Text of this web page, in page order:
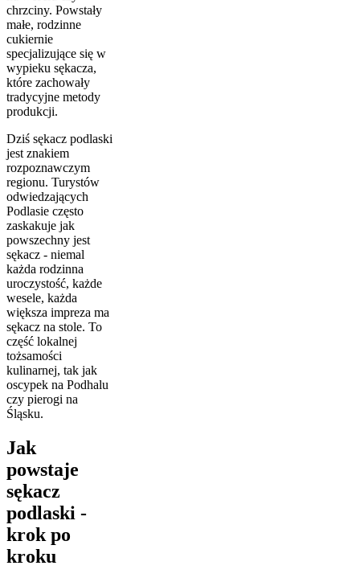
chrzciny. Powstały
małe, rodzinne
cukiernie
specjalizujące się w
wypieku sękacza,
które zachowały
tradycyjne metody
produkcji.
Dziś sękacz podlaski
jest znakiem
rozpoznawczym
regionu. Turystów
odwiedzających
Podlasie często
zaskakuje jak
powszechny jest
sękacz - niemal
każda rodzinna
uroczystość, każde
wesele, każda
większa impreza ma
sękacz na stole. To
część lokalnej
tożsamości
kulinarnej, tak jak
oscypek na Podhalu
czy pierogi na
Śląsku.
Jak
powstaje
sękacz
podlaski -
krok po
kroku